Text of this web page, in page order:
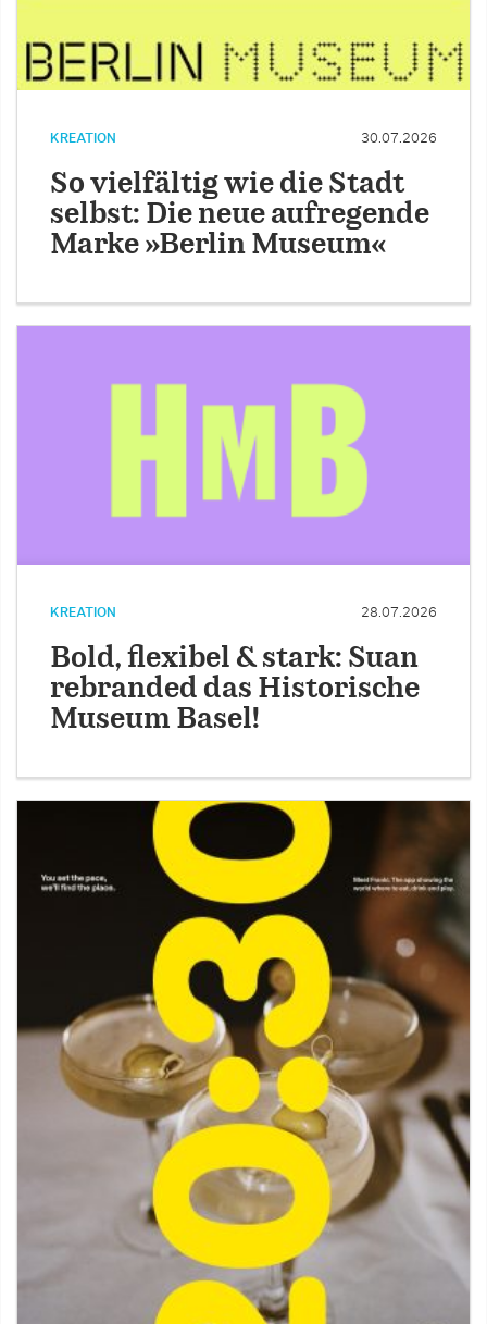
KREATION 30.07.2026
So vielfältig wie die Stadt
selbst: Die neue aufregende
Marke »Berlin Museum«
KREATION 28.07.2026
Bold, flexibel & stark: Suan
rebranded das Historische
Museum Basel!